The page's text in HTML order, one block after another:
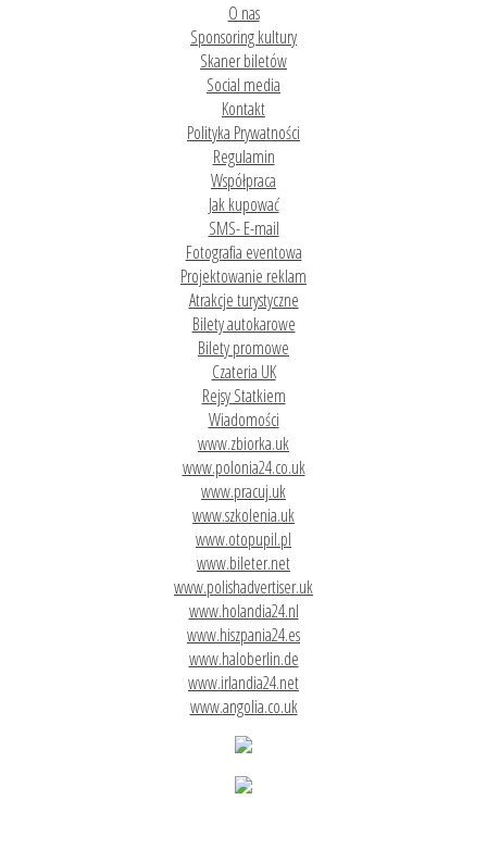
O nas
Sponsoring kultury
Skaner biletów
Social media
Kontakt
Polityka Prywatności
Regulamin
Współpraca
Jak kupować
SMS- E-mail
Fotografia eventowa
Projektowanie reklam
Atrakcje turystyczne
Bilety autokarowe
Bilety promowe
Czateria UK
Rejsy Statkiem
Wiadomości
www.zbiorka.uk
www.polonia24.co.uk
www.pracuj.uk
www.szkolenia.uk
www.otopupil.pl
www.bileter.net
www.polishadvertiser.uk
www.holandia24.nl
www.hiszpania24.es
www.haloberlin.de
www.irlandia24.net
www.angolia.co.uk